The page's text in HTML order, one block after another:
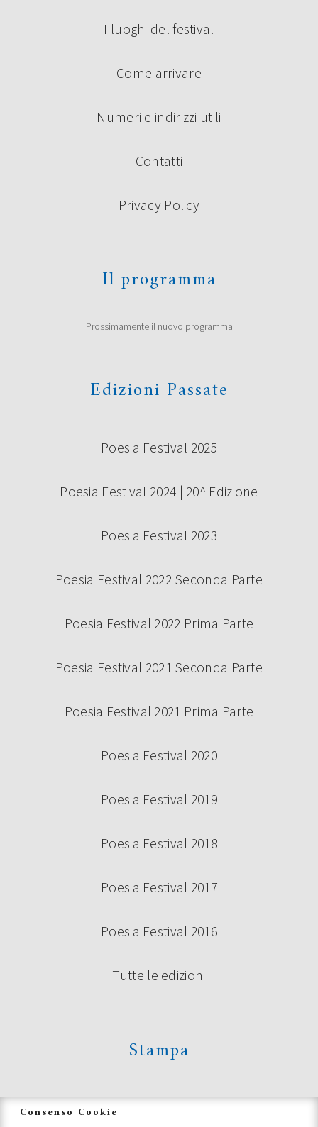
I luoghi del festival
Come arrivare
Numeri e indirizzi utili
Contatti
Privacy Policy
Il programma
Prossimamente il nuovo programma
Edizioni Passate
Poesia Festival 2025
Poesia Festival 2024 | 20^ Edizione
Poesia Festival 2023
Poesia Festival 2022 Seconda Parte
Poesia Festival 2022 Prima Parte
Poesia Festival 2021 Seconda Parte
Poesia Festival 2021 Prima Parte
Poesia Festival 2020
Poesia Festival 2019
Poesia Festival 2018
Poesia Festival 2017
Poesia Festival 2016
Tutte le edizioni
Stampa
Consenso Cookie